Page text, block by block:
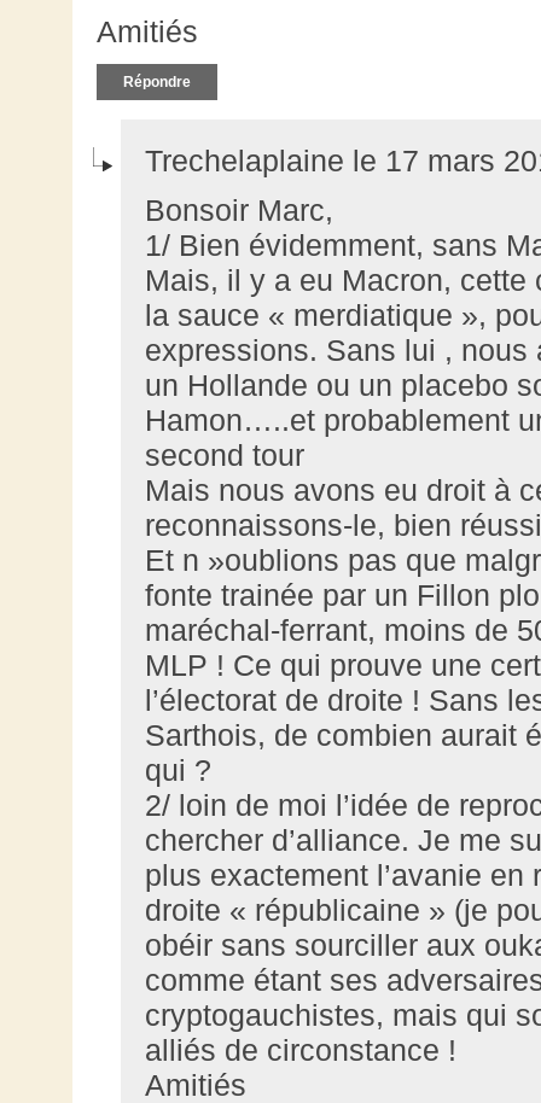
Amitiés
Répondre
Trechelaplaine le 17 mars
Bonsoir Marc,
1/ Bien évidemment, sans
Mais, il y a eu Macron,
la sauce « merdiatique »,
expressions. Sans lui ,
un Hollande ou un placebo
Hamon…..et probablement
second tour
Mais nous avons eu droit à
reconnaissons-le, bien
Et n »oublions pas que
fonte trainée par un Fillon
maréchal-ferrant, moins de
MLP ! Ce qui prouve une
l’électorat de droite ! Sans
Sarthois, de combien aurait
qui ?
2/ loin de moi l’idée de
chercher d’alliance. Je me
plus exactement l’avanie
droite « républicaine » (je
obéir sans sourciller aux
comme étant ses
cryptogauchistes, mais qui
alliés de circonstance !
Amitiés